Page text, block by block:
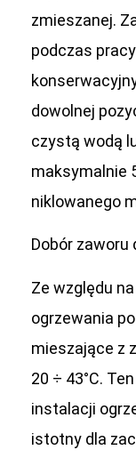
zmieszanej.
podczas
dowolnej
czystą wodą
maksymalnie
niklowanego
Dobór zaworu
Ze względu
ogrzewania
mieszające z
20 ÷ 43°C.
instalacji
istotny dla